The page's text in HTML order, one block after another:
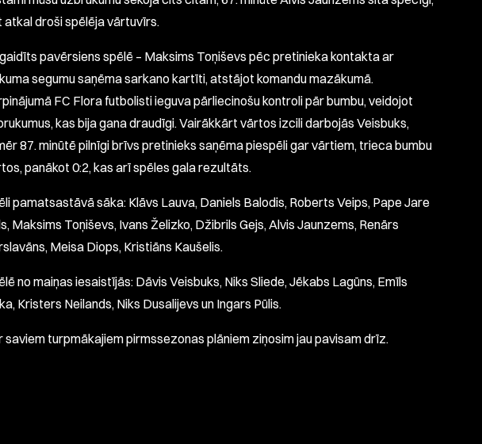
atkal droši spēlēja vārtuvīrs.
pavērsiens spēlē – Maksims Toņiševs pēc pretinieka kontakta ar
segumu saņēma sarkano kartīti, atstājot komandu mazākumā.
FC Flora futbolisti ieguva pārliecinošu kontroli pār bumbu, veidojot
kas bija gana draudīgi. Vairākkārt vārtos izcili darbojās Veisbuks,
87. minūtē pilnīgi brīvs pretinieks saņēma piespēli gar vārtiem, trieca bumbu
panākot 0:2, kas arī spēles gala rezultāts.
pamatsastāvā sāka: Klāvs Lauva, Daniels Balodis, Roberts Veips, Pape Jare
Maksims Toņiševs, Ivans Želizko, Džibrils Gejs, Alvis Jaunzems, Renārs
Meisa Diops, Kristiāns Kaušelis.
no maiņas iesaistījās: Dāvis Veisbuks, Niks Sliede, Jēkabs Lagūns, Emīls
Kristers Neilands, Niks Dusalijevs un Ingars Pūlis.
saviem turpmākajiem pirmssezonas plāniem ziņosim jau pavisam drīz.